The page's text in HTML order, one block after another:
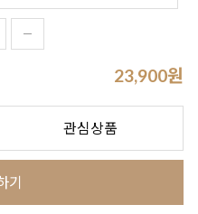
23,900원
관심상품
기